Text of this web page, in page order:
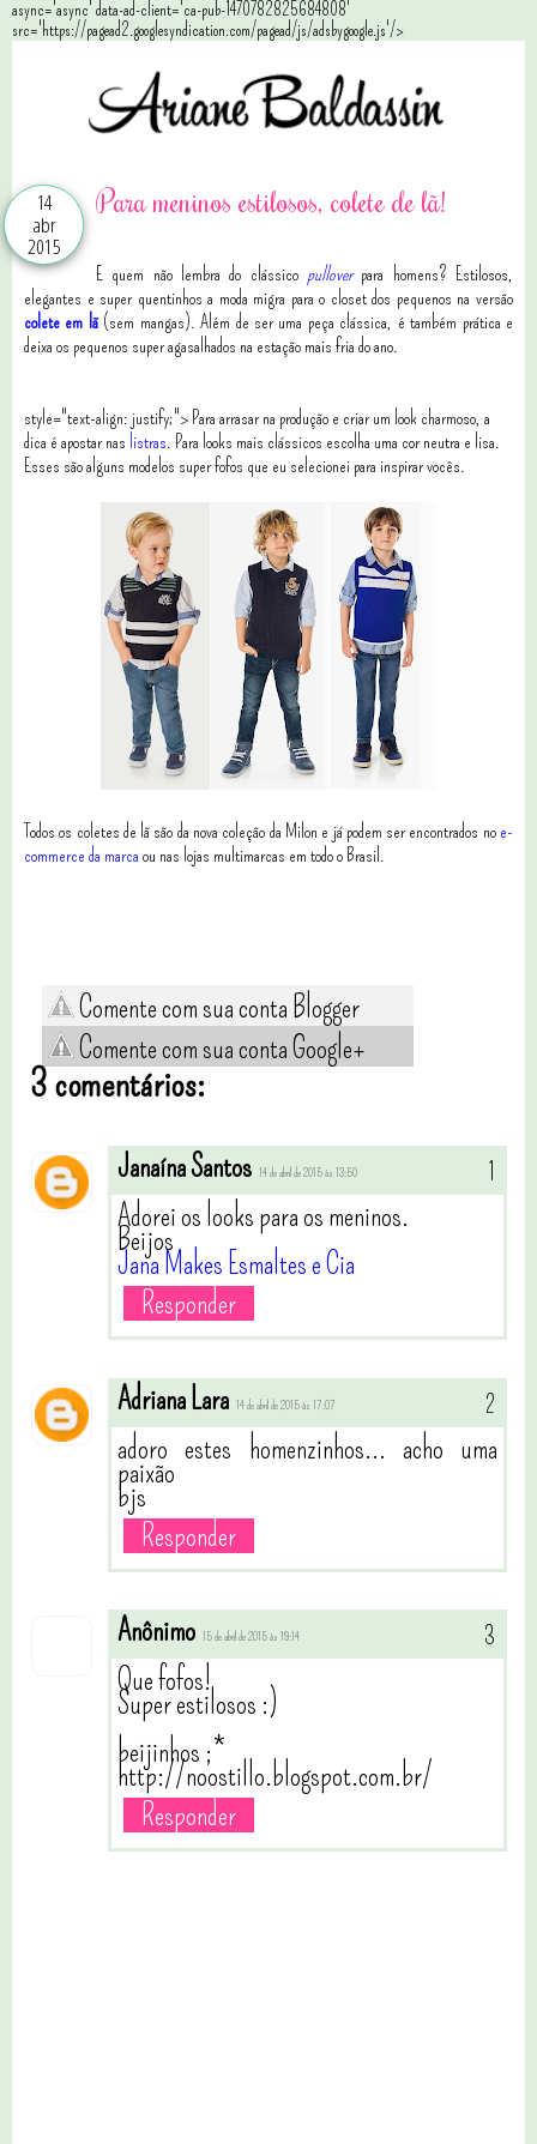
async='async' data-ad-client='ca-pub-1470782825684808'
src='https://pagead2.googlesyndication.com/pagead/js/adsbygoogle.js'/>
14
abr
2015
Para meninos estilosos, colete de lã!
E quem não lembra do clássico pulloverpara homens? Estilosos,
elegantes e super quentinhos a moda migra para o closet dos pequenos na versão
colete em lã(sem mangas). Além de ser uma peça clássica, é também prática e
deixa os pequenos super agasalhados na estação mais fria do ano.
style="text-align: justify;"> Para arrasar na produção e criar um look charmoso, a
dica é apostar nas listras. Para looks mais clássicos escolha uma cor neutra e lisa.
Esses são alguns modelos super fofos que eu selecionei para inspirar vocês.
Todos os coletes de lã são da nova coleção da Milon e já podem ser encontrados no e-
commerce da marca ou nas lojas multimarcas em todo o Brasil.
Comente com sua conta Blogger
Comente com sua conta Google+
3 comentários:
Janaína Santos 14 de abril de 2015 às 13:50
Adorei os looks para os meninos.
Beijos
Jana Makes Esmaltes e Cia
Responder
Adriana Lara 14 de abril de 2015 às 17:07
adoro estes homenzinhos... acho uma
paixão
bjs
Responder
Anônimo 15 de abril de 2015 às 19:14
Que fofos!
Super estilosos :)
beijinhos ;*
http://noostillo.blogspot.com.br/
Responder